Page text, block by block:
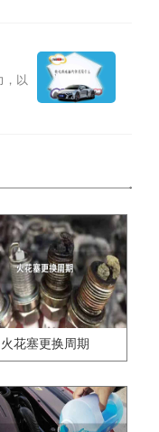
，以
火花塞更换周期